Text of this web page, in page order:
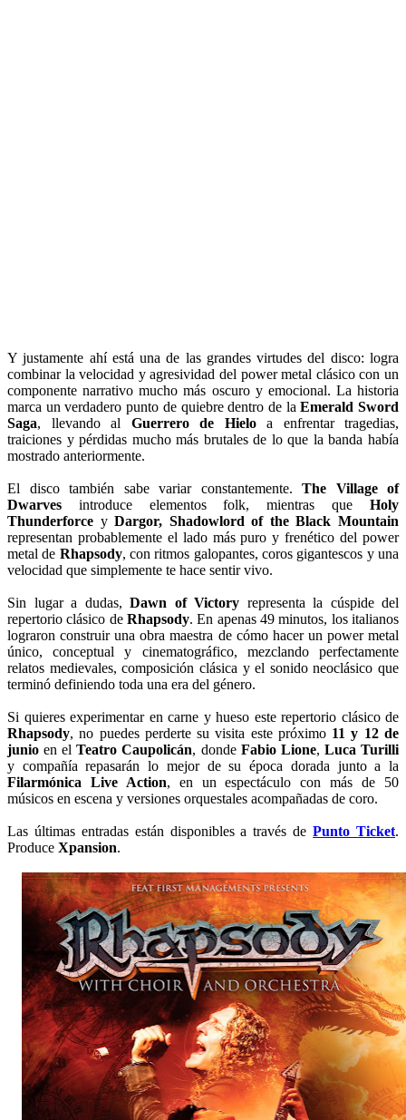
Y justamente ahí está una de las grandes virtudes del disco: logra
combinar la velocidad y agresividad del power metal clásico con un
componente narrativo mucho más oscuro y emocional. La historia
marca un verdadero punto de quiebre dentro de laEmerald Sword
Saga, llevando al Guerrero de Hieloa enfrentar tragedias,
traiciones y pérdidas mucho más brutales de lo que la banda había
mostrado anteriormente.
El disco también sabe variar constantemente. The Village of
Dwarves introduce elementos folk, mientras que Holy
Thunderforce yDargor, Shadowlord of the Black Mountain
representan probablemente el lado más puro y frenético del power
metal de Rhapsody, con ritmos galopantes, coros gigantescos y una
velocidad que simplemente te hace sentir vivo.
Sin lugar a dudas, Dawn of Victory representa la cúspide del
repertorio clásico de Rhapsody. En apenas 49 minutos, los italianos
lograron construir una obra maestra de cómo hacer un power metal
único, conceptual y cinematográfico, mezclando perfectamente
relatos medievales, composición clásica y el sonido neoclásico que
terminó definiendo toda una era del género.
Si quieres experimentar en carne y hueso este repertorio clásico de
Rhapsody, no puedes perderte su visita este próximo 11 y 12 de
junio en elTeatro Caupolicán, donde Fabio Lione, Luca Turilli
y compañía repasarán lo mejor de su época dorada junto a la
Filarmónica Live Action, en un espectáculo con más de 50
músicos en escena y versiones orquestales acompañadas de coro.
Las últimas entradas están disponibles a través dePunto Ticket.
Produce Xpansion.